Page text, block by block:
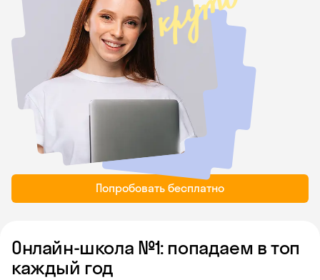
Попробовать бесплатно
Онлайн-школа №1: попадаем в топ
каждый год